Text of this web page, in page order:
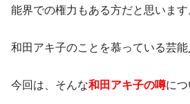
能界での権力もある方だと思います
和田アキ子のことを慕っている芸能
今回は、そんな和田アキ子の噂につ